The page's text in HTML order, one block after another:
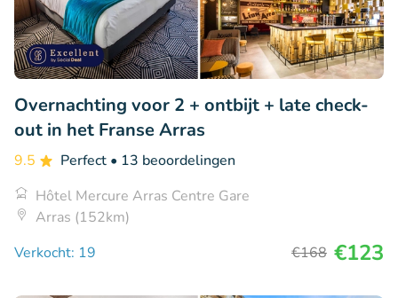
Overnachting voor 2 + ontbijt + late check-
out in het Franse Arras
9.5 Perfect • 13 beoordelingen
Hôtel Mercure Arras Centre Gare
Arras (152km)
Verkocht: 19
€168 €123